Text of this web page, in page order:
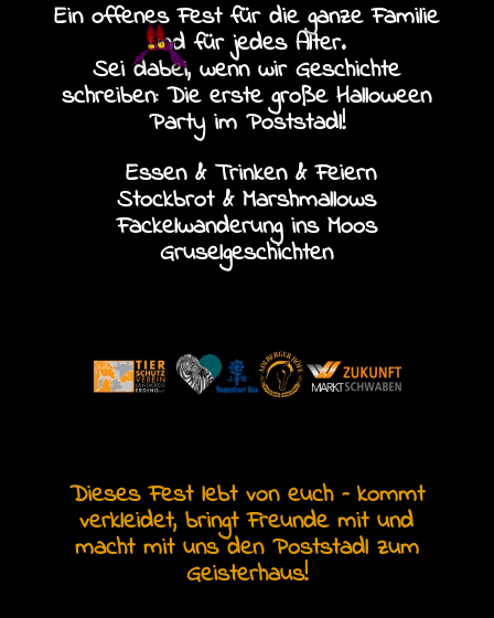
Ein offenes Fest für die ganze Familie
und für jedes Alter.
Sei dabei, wenn wir Geschichte
schreiben:Die erste große Halloween
Party im Poststadl!
Essen & Trinken & Feiern
Stockbrot & Marshmallows
Fackelwanderung ins Moos
Gruselgeschichten
Dieses Fest lebt von euch – kommt
verkleidet, bringt Freunde mit und
macht mit uns den Poststadl zum
Geisterhaus!